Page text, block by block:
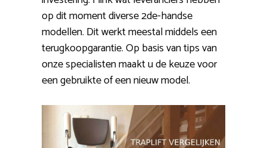
op dit moment diverse 2de-handse
modellen. Dit werkt meestal middels een
terugkoopgarantie. Op basis van tips van
onze specialisten maakt u de keuze voor
een gebruikte of een nieuw model.